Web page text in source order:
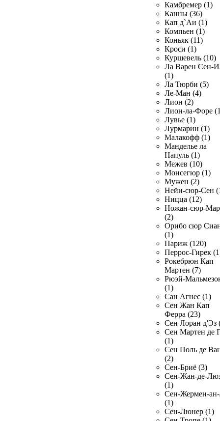
Камбремер (1)
Канны (36)
Кап д`Аи (1)
Компьен (1)
Коньяк (11)
Кроси (1)
Куршевель (10)
Ла Варен Сен-
(1)
Ла Тюрби (5)
Ле-Ман (4)
Лион (2)
Лион-ла-Форе
Лувье (1)
Лурмарин (1)
Малакофф (1)
Манделье ла
Напуль (1)
Межев (10)
Монсегюр (1)
Мужен (2)
Нейи-сюр-Сен
Ницца (12)
Ножан-сюр-
(2)
Орибо сюр
(1)
Париж (120)
Перрос-Гирек
Рокебрюн Кап
Мартен (7)
Рюэй-
(1)
Сан Агнес (1)
Сен Жан Кап
Ферра (23)
Сен Лоран д'Эз
Сен Мартен де
(1)
Сен Поль де
(2)
Сен-Бриё (3)
Сен-Жан-де-
(1)
Сен-Жермен-
(1)
Сен-Люнер (1)